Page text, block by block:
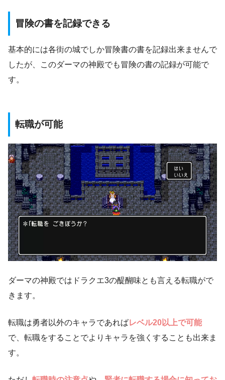
冒険の書を記録できる
基本的には各街の城でしか冒険書の書を記録出来ませんで
したが、このダーマの神殿でも冒険の書の記録が可能で
す。
転職が可能
ダーマの神殿ではドラクエ3の醍醐味とも言える転職がで
きます。
転職は勇者以外のキャラであればレベル20以上で可能
で、転職をすることでよりキャラを強くすることも出来ま
す。